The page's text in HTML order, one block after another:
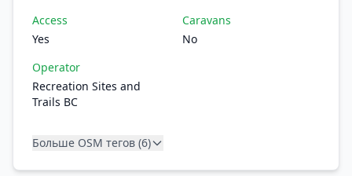
Access
Yes
Caravans
No
Operator
Recreation Sites and
Trails BC
Больше OSM тегов (6)